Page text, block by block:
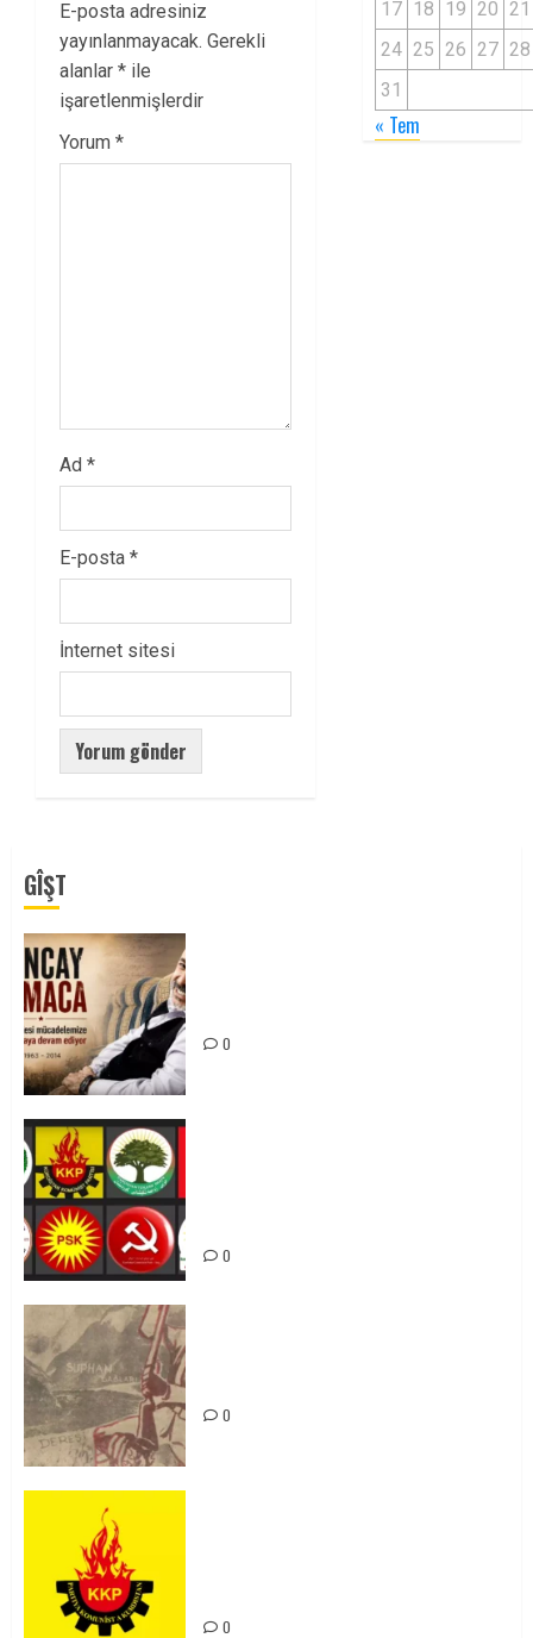
E-posta adresiniz
yayınlanmayacak. Gerekli
alanlar * ile
işaretlenmişlerdir
Yorum *
Ad *
E-posta *
İnternet sitesi
17 18 19 20 21
24 25 26 27 28
31
« Tem
GÎŞT
0
0
0
0